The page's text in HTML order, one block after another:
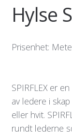
Hylse
Prisenhet:
SPIRFLEX er
av ledere i
eller hvit.
rundt lederne